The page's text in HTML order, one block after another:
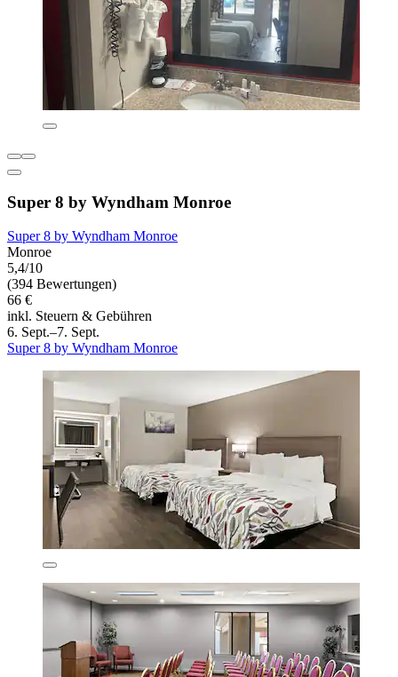
Super 8 by Wyndham Monroe
Super 8 by Wyndham Monroe
Monroe
5,4/10
(394 Bewertungen)
66 €
inkl. Steuern & Gebühren
6. Sept.–7. Sept.
Super 8 by Wyndham Monroe